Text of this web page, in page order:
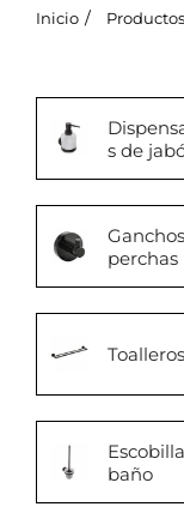
Inicio Productos
s de
perchas
Toalleros
baño